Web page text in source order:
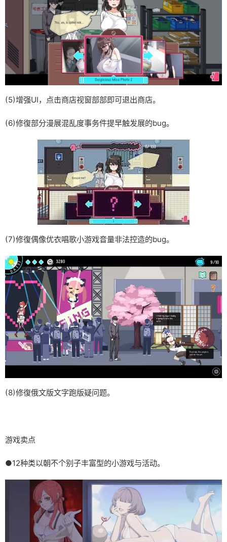
(5)增强UI，点击商店视窗部部即可退出商店。
(6)修復部分漫展混乱度事务件提早触发展的bug。
(7)修復偶像优衣唱歌小游戏音量非法控造的bug。
(8)修復俄文版文字跑版疑问题。
游戏卖点
●12种类以朝不个别子丰富型的小游戏与活动。